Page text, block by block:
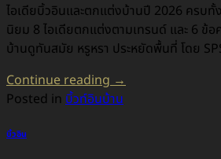
ไอเดียบิ้วอินและตกแต่งบ้านปี 2026 ครบทั้
นิยม 8 ไอเดียตกแต่งตามเทรนด์ และ 6 ข้อ
บ้านดูทันสมัย หรูหรา ประหยัดพื้นที่ โดย
Continue reading→
Posted in บิ้วท์อินบ้าน
บิ้วอิน